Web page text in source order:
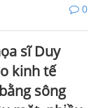
0
sĩ Duy
kinh tế
sông